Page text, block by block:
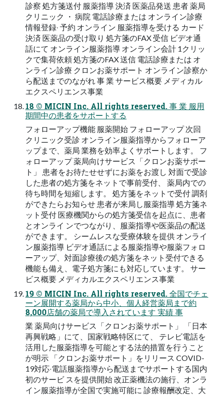
診察 処⽅箋送付 服薬指導 決済 医薬品発送 患者 薬局
クリニック ・ 病院 電話診療または オンライン診療
情報登録‧ 予約 オンライン 服薬指導を受ける カード
決済 医薬品の受け取り 処⽅箋のFAX 受信 ビデオ通
話にて オンライン服薬指導 オンライン会計 1クリッ
クで集荷依頼 処⽅箋のFAX 送信 電話診療または オ
ンライン診療 クロンお薬サポート オンライン診察か
ら配送までのながれ 事 業 サービス概要 メディカル
エクスペリエンス事業
18 © MICIN Inc. All rights reserved. 事 業 服⽤
期間中の患者をサポートする
フォローアップ機能 服薬開始 フォローアップ 次回
クリニック受診 オンライン服薬指導からフォローア
ップまで、薬局 業務を効率よくサポートします。 フ
ォローアップ 薬局向けサービス「クロンお薬サポー
ト」 患者をお待たせせずにお薬をお渡し 対⾯で受診
した患者の処⽅箋をネットで事前受付、 薬局内での
待ち時間を短縮します。 処方箋をネットで受付 調剤
ができたらお知らせ 患者が来局し服薬指導 処⽅箋ネ
ット受付 医療機関からの処⽅箋受信を起点に、患者
とオンライ ンでつながり、服薬指導や医薬品の配送
ができます。 シームレスな受療体験を提供 オンライ
ン服薬指導 ビデオ通話による服薬指導や服薬フォロ
ーアップ、対⾯診療後の処⽅箋をネット受付できる
機能も備え、電⼦処⽅箋にも対応しています。 サー
ビス概要 メディカルエクスペリエンス事業
19 © MICIN Inc. All rights reserved. 全国でチェ
ーン展開する薬局から中⼩、個⼈経営薬局まで約
8,000店舗の薬局で導⼊されています 実績 事
業 薬局向けサービス「クロンお薬サポート」 「⽇本
再興戦略」にて、国家戦略特区にて、 テレビ電話を
活⽤した服薬指導を可能とする法的措置を⾏うこと
が明⽰ 「クロンお薬サポート」をリリース COVID-
19対応‧電話服薬指導から配送までサポートする国内
初のサービ スを提供開始 改正薬機法の施⾏、オンラ
イン服薬指導が全国で実施可能に 診療報酬改定、⼤